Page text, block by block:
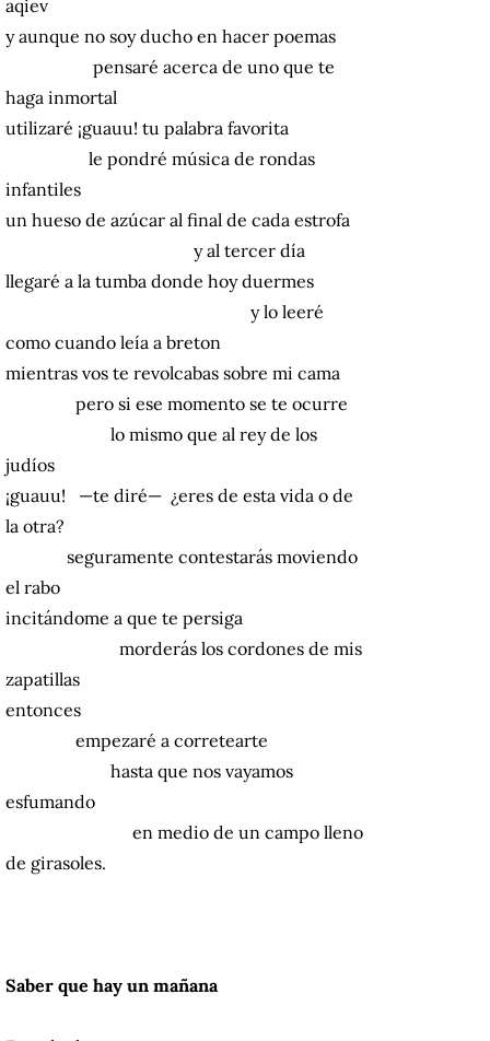
aqiev
y aunque no soy ducho en hacer poemas
pensaré acerca de uno que te
haga inmortal
utilizaré ¡guauu! tu palabra favorita
le pondré música de rondas
infantiles
un hueso de azúcar al final de cada estrofa
y al tercer día
llegaré a la tumba donde hoy duermes
y lo leeré
como cuando leía a breton
mientras vos te revolcabas sobre mi cama
pero si ese momento se te ocurre
lo mismo que al rey de los
judíos
¡guauu! —te diré— ¿eres de esta vida o de
la otra?
seguramente contestarás moviendo
el rabo
incitándome a que te persiga
morderás los cordones de mis
zapatillas
entonces
empezaré a corretearte
hasta que nos vayamos
esfumando
en medio de un campo lleno
de girasoles.
Saber que hay un mañana